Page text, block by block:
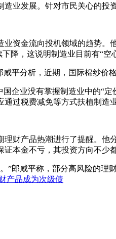
业发展。针对市民关心的投
资金流向投机领域的趋势。
降，这说明制造业目前有“空
平分析，近期，国际棉纱价
企业没有掌握制造业中的“
过税费减免等方式扶植制造
财产品热潮进行了提醒。
本金不亏，其投资方向不少
”郎咸平称，部分高风险的